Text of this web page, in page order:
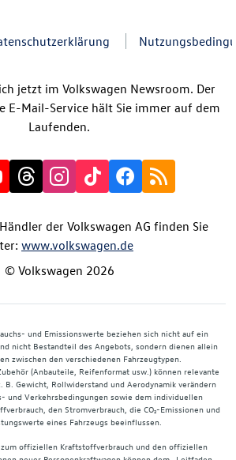
jetzt im Volkswagen Newsroom. Der
E-Mail-Service hält Sie immer auf dem
Laufenden.
der Volkswagen AG finden Sie
www.volkswagen.de
© Volkswagen 2026
und Emissionswerte beziehen sich nicht auf ein
nicht Bestandteil des Angebots, sondern dienen allein
zwischen den verschiedenen Fahrzeugtypen.
(Anbauteile, Reifenformat usw.) können relevante
B. Gewicht, Rollwiderstand und Aerodynamik verändern
und Verkehrsbedingungen sowie dem individuellen
den Stromverbrauch, die CO₂-Emissionen und
eines Fahrzeugs beeinflussen.
offiziellen Kraftstoffverbrauch und den offiziellen